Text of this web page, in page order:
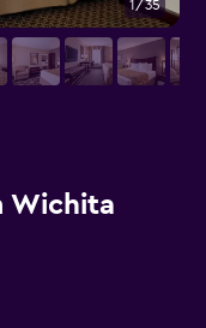
Wichita
1/35